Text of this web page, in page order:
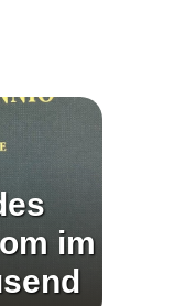
im